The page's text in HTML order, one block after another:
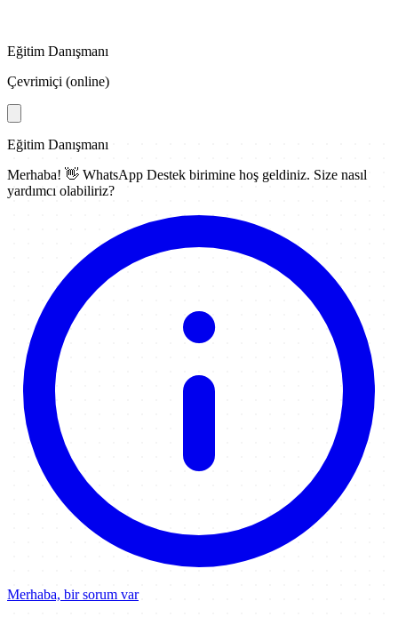
Eğitim Danışmanı
Çevrimiçi (online)
Eğitim Danışmanı
Merhaba! 👋 WhatsApp Destek birimine hoş geldiniz. Size nasıl
yardımcı olabiliriz?
Merhaba, bir sorum var